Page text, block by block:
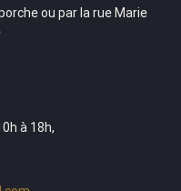
ou par la rue Marie
à 18h,